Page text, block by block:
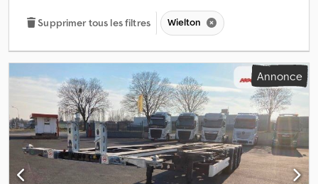
Supprimer tous les filtres Wielton
Annonce